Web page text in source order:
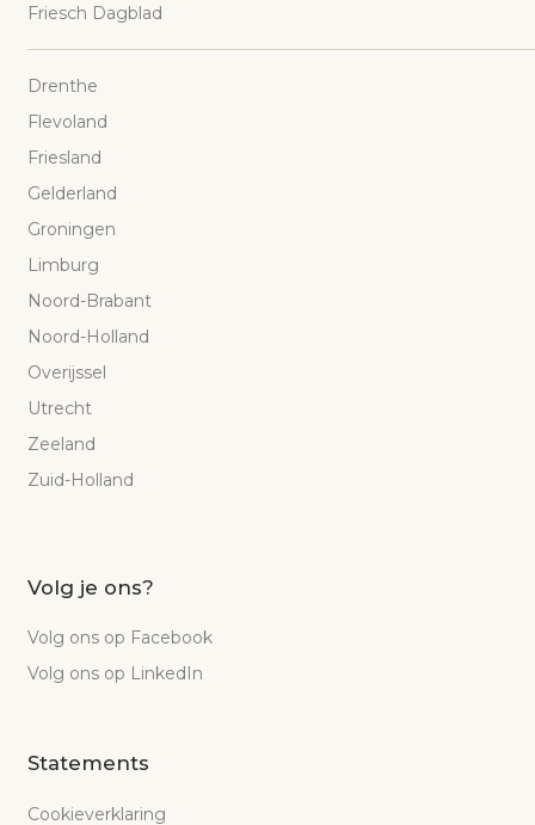
Friesch Dagblad
Drenthe
Flevoland
Friesland
Gelderland
Groningen
Limburg
Noord-Brabant
Noord-Holland
Overijssel
Utrecht
Zeeland
Zuid-Holland
Volg je ons?
Volg ons op Facebook
Volg ons op LinkedIn
Statements
Cookieverklaring